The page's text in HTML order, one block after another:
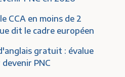
CCA en moins de 2
dit le cadre européen
gratuit : évalue
PNC